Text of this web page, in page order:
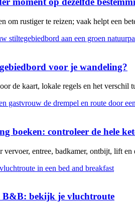
om rustiger te reizen; vaak helpt een
voor je wandeling?
de kaart, lokale regels en het verschil
boeken: controleer de hele
entree, badkamer, ontbijt, lift en
B&B: bekijk je vluchtroute